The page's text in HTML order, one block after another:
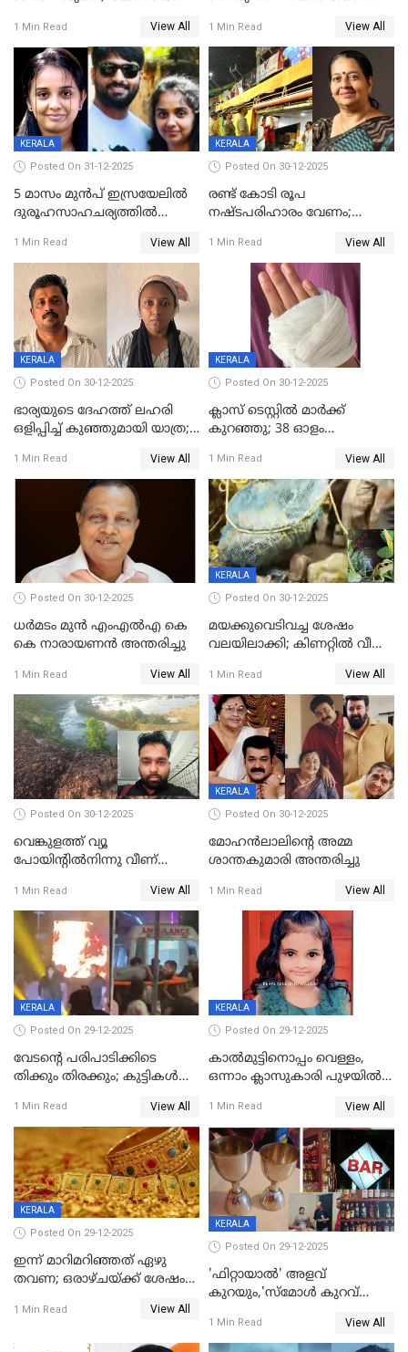
കിടപ്പുമുറിയില്‍ തൂങ്ങി മരിച്ച
നിലയിൽ
1 Min Read View All
ലോറി സ്കൂട്ടറിൽ ഇടിച്ചു :
യുവതിക്ക് ദാരുണാന്ത്യം
1 Min Read View All
KERALA
Posted On 31-12-2025
5 മാസം മുൻപ് ഇസ്രയേലിൽ
ദുരൂഹസാഹചര്യത്തിൽ
മലയാളി യുവാവിന്റെ ഭാര്യയും
മരിച്ചു
1 Min Read View All
KERALA
Posted On 30-12-2025
രണ്ട് കോടി രൂപ
നഷ്ടപരിഹാരം വേണം;
നോട്ടീസയച്ച് ഉമാ തോമസ്
1 Min Read View All
KERALA
Posted On 30-12-2025
ഭാര്യയുടെ ദേഹത്ത് ലഹരി
ഒളിപ്പിച്ച് കുഞ്ഞുമായി യാത്ര;
പിടികൂടി പൊലീസ്
1 Min Read View All
KERALA
Posted On 30-12-2025
ക്ലാസ് ടെസ്റ്റിൽ മാർക്ക്
കുറഞ്ഞു; 38 ഓളം
സെന്ററിലെ അധ്യാപകന്‍
മർദിച്ചതായി പരാതി
1 Min Read View All
Posted On 30-12-2025
ധർമടം മുൻ എംഎല്‍എ കെ
കെ നാരായണന്‍ അന്തരിച്ചു
1 Min Read View All
KERALA
Posted On 30-12-2025
മയക്കുവെടിവച്ച ശേഷം
വലയിലാക്കി; കിണറ്റിൽ വീണ
1 Min Read View All
Posted On 30-12-2025
വെങ്കുളത്ത് വ്യൂ
പോയിന്റിൽനിന്നു വീണ്
1 Min Read View All
KERALA
Posted On 30-12-2025
മോഹന്‍ലാലിന്‍റെ അമ്മ
ശാന്തകുമാരി അന്തരിച്ചു
1 Min Read View All
KERALA
Posted On 29-12-2025
വേടന്റെ പരിപാടിക്കിടെ
തിക്കും തിരക്കും; കുട്ടികള്‍
പരിക്ക്; പാളം മറികടന്ന
യുവാവ് ട്രെയിന്‍ തട്ടി മരിച്ചു
1 Min Read View All
KERALA
Posted On 29-12-2025
കാൽമുട്ടിനൊപ്പം വെള്ളം,
ഒന്നാം ക്ലാസുകാരി പുഴയിൽ
കുട്ടികൾക്കൊപ്പം
കളിക്കുന്നതിനിടെ
1 Min Read View All
KERALA
Posted On 29-12-2025
ഇന്ന് മാറിമറിഞ്ഞത് ഏഴു
തവണ; ഒരാഴ്ചയ്ക്ക് ശേഷം
1 Min Read View All
KERALA
Posted On 29-12-2025
'ഫിറ്റായാൽ' അളവ്
കുറയും,'സ്‌മോൾ കുറവ്
പിഴ
1 Min Read View All